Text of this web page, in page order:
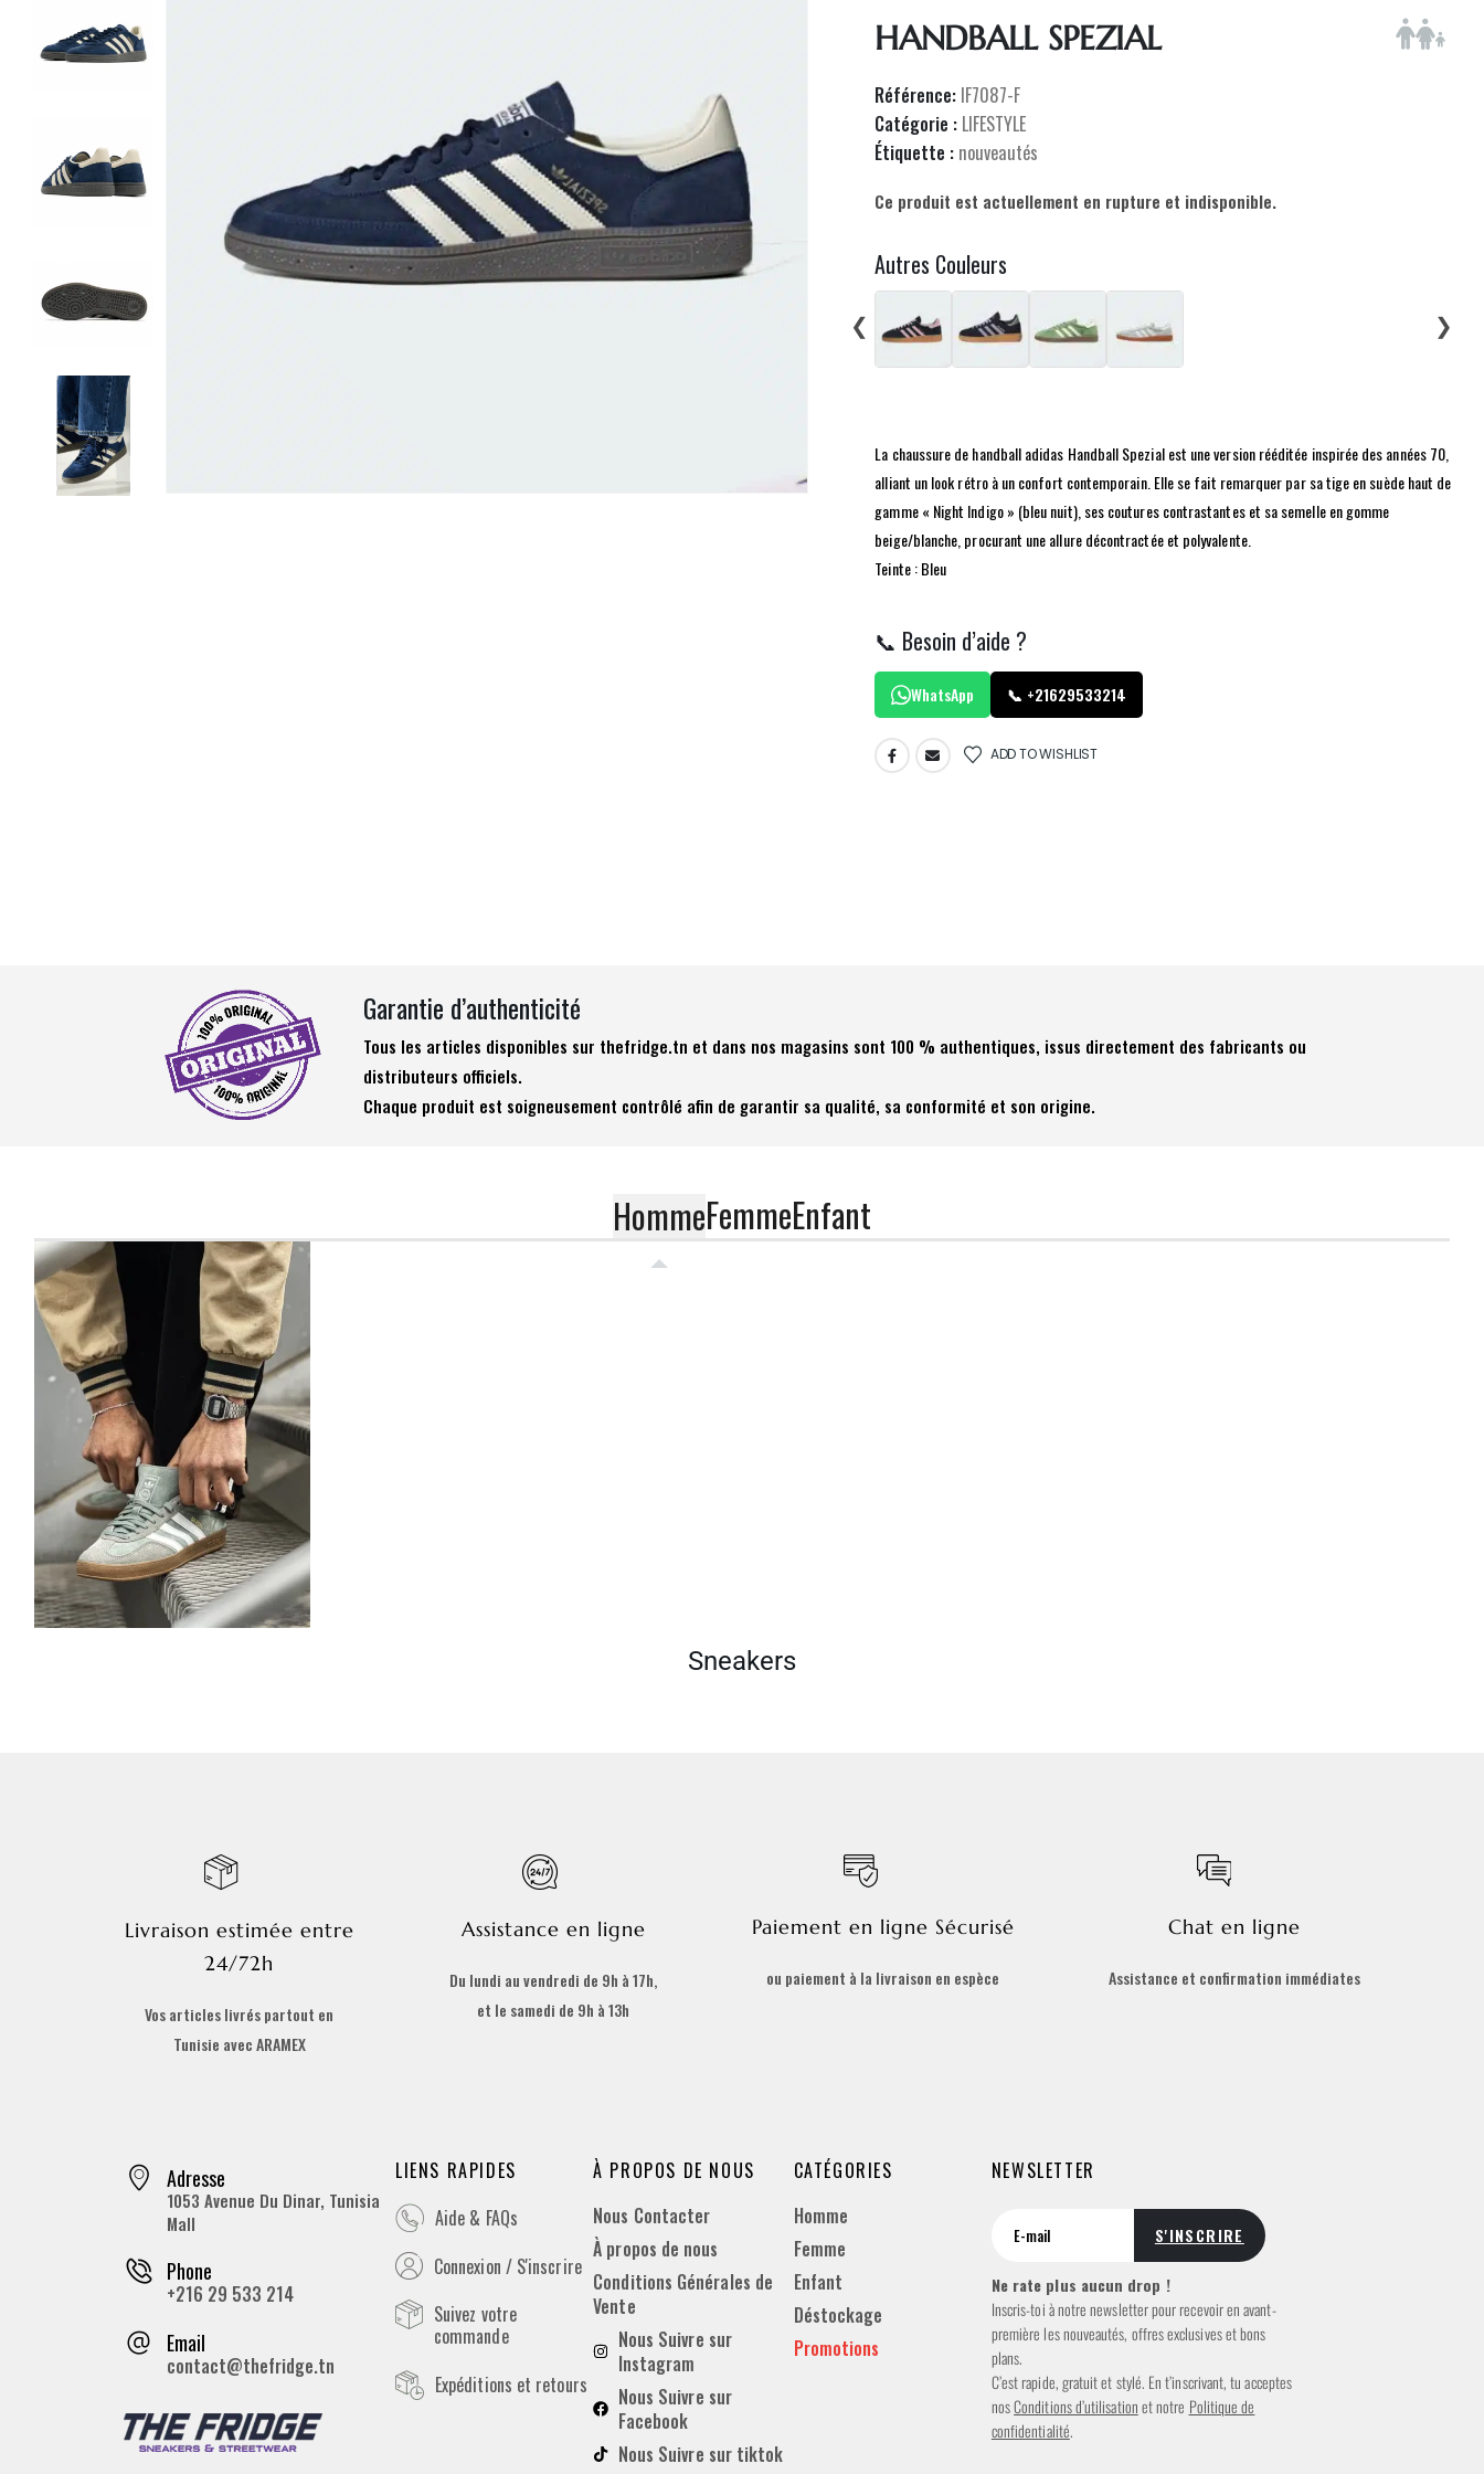
HANDBALL SPEZIAL
Référence: IF7087-F
Catégorie : LIFESTYLE
Étiquette : nouveautés
Ce produit est actuellement en rupture et indisponible.
Autres Couleurs
❮
❯
La chaussure de handball adidas Handball Spezial est une version rééditée inspirée des années 70,
alliant un look rétro à un confort contemporain. Elle se fait remarquer par sa tige en suède haut de
gamme « Night Indigo » (bleu nuit), ses coutures contrastantes et sa semelle en gomme
beige/blanche, procurant une allure décontractée et polyvalente.
Teinte : Bleu
📞 Besoin d’aide ?
WhatsApp 📞 +21629533214
ADD TO WISHLIST
Garantie d’authenticité
Tous les articles disponibles sur thefridge.tn et dans nos magasins sont 100 % authentiques, issus directement des fabricants ou
distributeurs officiels.
Chaque produit est soigneusement contrôlé afin de garantir sa qualité, sa conformité et son origine.
HommeFemmeEnfant
Sneakers
Livraison estimée entre
24/72h
Vos articles livrés partout en
Tunisie avec ARAMEX
Assistance en ligne
Du lundi au vendredi de 9h à 17h,
et le samedi de 9h à 13h
Paiement en ligne Sécurisé
ou paiement à la livraison en espèce
Chat en ligne
Assistance et confirmation immédiates
Adresse
1053 Avenue Du Dinar, Tunisia
Mall
Phone
+216 29 533 214
Email
contact@thefridge.tn
LIENS RAPIDES
Aide & FAQs
Connexion / S'inscrire
Suivez votre
commande
Expéditions et retours
À PROPOS DE NOUS
Nous Contacter
À propos de nous
Conditions Générales de
Vente
Nous Suivre sur
Instagram
Nous Suivre sur
Facebook
Nous Suivre sur tiktok
CATÉGORIES
Homme
Femme
Enfant
Déstockage
Promotions
NEWSLETTER
Ne rate plus aucun drop !
Inscris-toi à notre newsletter pour recevoir en avant-
première les nouveautés, offres exclusives et bons
plans.
C’est rapide, gratuit et stylé. En t’inscrivant, tu acceptes
nosConditions d’utilisationet notre Politique de
confidentialité.